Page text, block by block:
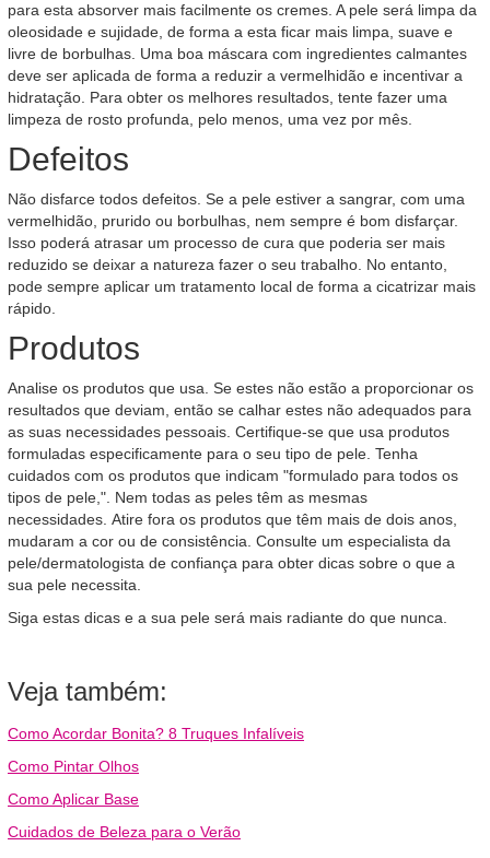
para esta absorver mais facilmente os cremes. A pele será limpa da
oleosidade e sujidade, de forma a esta ficar mais limpa, suave e
livre de borbulhas. Uma boa máscara com ingredientes calmantes
deve ser aplicada de forma a reduzir a vermelhidão e incentivar a
hidratação. Para obter os melhores resultados, tente fazer uma
limpeza de rosto profunda, pelo menos, uma vez por mês.
Defeitos
Não disfarce todos defeitos. Se a pele estiver a sangrar, com uma
vermelhidão, prurido ou borbulhas, nem sempre é bom disfarçar.
Isso poderá atrasar um processo de cura que poderia ser mais
reduzido se deixar a natureza fazer o seu trabalho. No entanto,
pode sempre aplicar um tratamento local de forma a cicatrizar mais
rápido.
Produtos
Analise os produtos que usa. Se estes não estão a proporcionar os
resultados que deviam, então se calhar estes não adequados para
as suas necessidades pessoais. Certifique-se que usa produtos
formuladas especificamente para o seu tipo de pele. Tenha
cuidados com os produtos que indicam "formulado para todos os
tipos de pele,". Nem todas as peles têm as mesmas
necessidades. Atire fora os produtos que têm mais de dois anos,
mudaram a cor ou de consistência. Consulte um especialista da
pele/dermatologista de confiança para obter dicas sobre o que a
sua pele necessita.
Siga estas dicas e a sua pele será mais radiante do que nunca.
Veja também:
Como Acordar Bonita? 8 Truques Infalíveis
Como Pintar Olhos
Como Aplicar Base
Cuidados de Beleza para o Verão